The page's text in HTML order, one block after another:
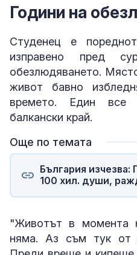
Години на
Студенец е
изправено пред
обезлюдяването.
живот бавно
времето. Един все
балкански край.
Още по темата
България
100 хил. души,
"Животът в момента
няма. Аз съм тук от